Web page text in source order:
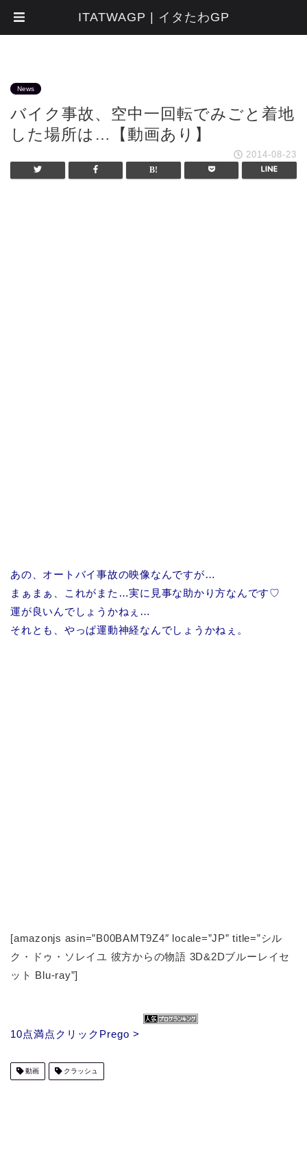
News
バイク事故、空中一回転でみごと着地
した場所は…【動画あり】
2014-08-23
あの、オートバイ事故の映像なんですが…
まぁまぁ、これがまた…実に見事な助かり方なんです♡
運が良いんでしょうかねぇ…
それとも、やっぱ運動神経なんでしょうかねぇ。
[amazonjs asin=”B00BAMT9Z4″ locale=”JP” title=”シル
ク・ドゥ・ソレイユ 彼方からの物語 3D&2Dブルーレイセ
ット Blu-ray”]
10点満点クリックPrego >
動画 クラッシュ
ITATWAGP | イタたわGP